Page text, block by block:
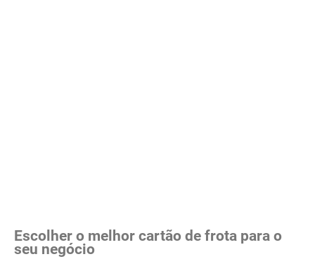
Escolher o melhor cartão de frota para o
seu negócio